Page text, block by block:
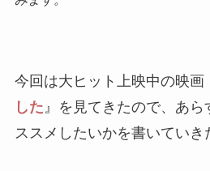
今回は大ヒット上映中の映画
した 』を見てきたので、あ
ススメしたいかを書いていき